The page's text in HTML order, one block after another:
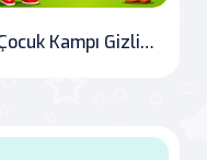
Çocuk Kampı Gizli Yıldızlar